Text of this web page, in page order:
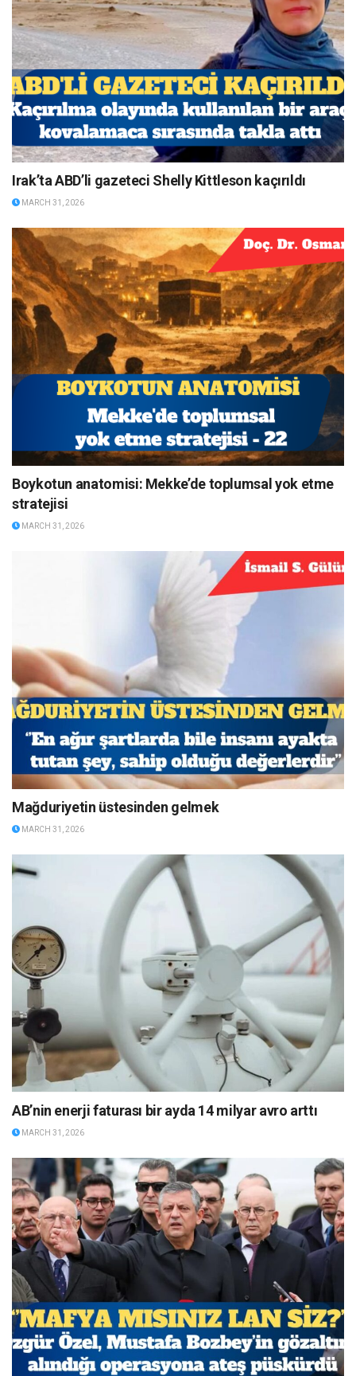
Irak’ta ABD’li gazeteci Shelly Kittleson kaçırıldı
MARCH 31, 2026
Boykotun anatomisi: Mekke’de toplumsal yok etme
stratejisi
MARCH 31, 2026
Mağduriyetin üstesinden gelmek
MARCH 31, 2026
AB’nin enerji faturası bir ayda 14 milyar avro arttı
MARCH 31, 2026